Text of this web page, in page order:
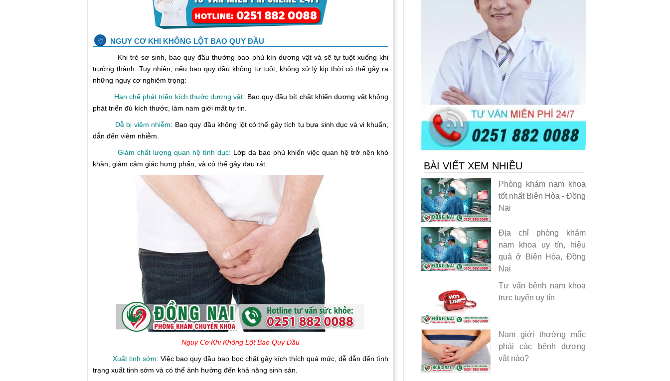
NGUY CƠ KHI KHÔNG LỘT BAO QUY ĐẦU
Khi trẻ sơ sinh, bao quy đầu thường bao phủ kín dương vật và sẽ tự tuột xuống khi
trưởng thành. Tuy nhiên, nếu bao quy đầu không tự tuột, không xử lý kịp thời có thể gây ra
những nguy cơ nghiêm trọng:
Hạn chế phát triển kích thước dương vật: Bao quy đầu bít chặt khiến dương vật không
phát triển đủ kích thước, làm nam giới mất tự tin.
Dễ bị viêm nhiễm: Bao quy đầu không lột có thể gây tích tụ bựa sinh dục và vi khuẩn,
dẫn đến viêm nhiễm.
Giảm chất lượng quan hệ tình dục: Lớp da bao phủ khiến việc quan hệ trở nên khó
khăn, giảm cảm giác hưng phấn, và có thể gây đau rát.
Nguy Cơ Khi Không Lột Bao Quy Đầu
Xuất tinh sớm:Việc bao quy đầu bao bọc chặt gây kích thích quá mức, dễ dẫn đến tình
trạng xuất tinh sớm và có thể ảnh hưởng đến khả năng sinh sản.
BÀI VIẾT XEM NHIỀU
Phòng khám nam khoa
tốt nhất Biên Hòa - Đồng
Nai
Địa chỉ phòng khám
nam khoa uy tín, hiệu
quả ở Biên Hòa, Đồng
Nai
Tư vấn bệnh nam khoa
trực tuyến uy tín
Nam giới thường mắc
phải các bệnh dương
vật nào?